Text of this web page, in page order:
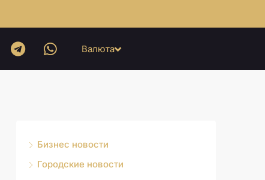
Валюта
Бизнес новости
Городские новости